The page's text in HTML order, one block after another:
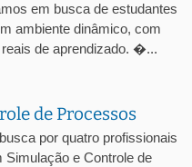
em busca de estudantes
ambiente dinâmico, com
de aprendizado. �...
de Processos
por quatro profissionais
Simulação e Controle de